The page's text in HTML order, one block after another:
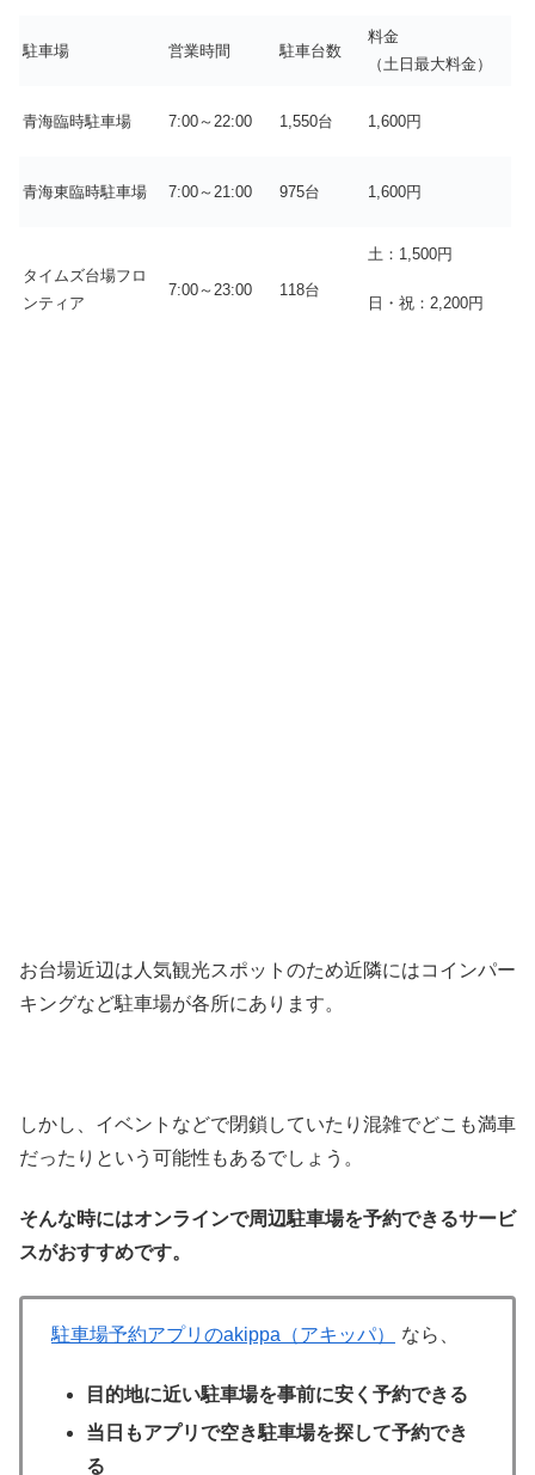
駐車場 営業時間 駐車台数
料金
（土日最大料金）
青海臨時駐車場 7:00～22:00 1,550台 1,600円
青海東臨時駐車場 7:00～21:00 975台 1,600円
タイムズ台場フロ
ンティア
7:00～23:00 118台
土：1,500円
日・祝：2,200円
お台場近辺は人気観光スポットのため近隣にはコインパー
キングなど駐車場が各所にあります。
しかし、イベントなどで閉鎖していたり混雑でどこも満車
だったりという可能性もあるでしょう。
そんな時にはオンラインで周辺駐車場を予約できるサービ
スがおすすめです。
駐車場予約アプリのakippa（アキッパ） なら、
目的地に近い駐車場を事前に安く予約できる
当日もアプリで空き駐車場を探して予約でき
る